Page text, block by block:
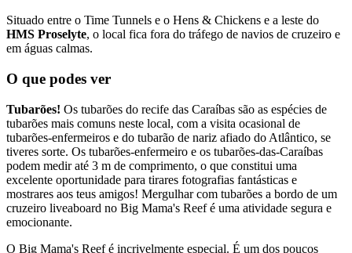
Situado entre o Time Tunnels e o Hens & Chickens e a leste do
HMS Proselyte, o local fica fora do tráfego de navios de cruzeiro e
em águas calmas.
O que podes ver
Tubarões! Os tubarões do recife das Caraíbas são as espécies de
tubarões mais comuns neste local, com a visita ocasional de
tubarões-enfermeiros e do tubarão de nariz afiado do Atlântico, se
tiveres sorte. Os tubarões-enfermeiro e os tubarões-das-Caraíbas
podem medir até 3 m de comprimento, o que constitui uma
excelente oportunidade para tirares fotografias fantásticas e
mostrares aos teus amigos! Mergulhar com tubarões a bordo de um
cruzeiro liveaboard no Big Mama's Reef é uma atividade segura e
emocionante.
O Big Mama's Reef é incrivelmente especial. É um dos poucos